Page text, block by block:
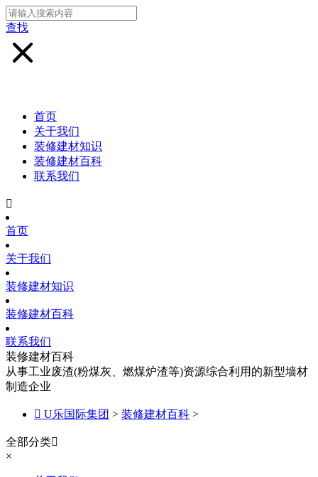
查找
首页
关于我们
装修建材知识
装修建材百科
联系我们

首页
关于我们
装修建材知识
装修建材百科
联系我们
装修建材百科
从事工业废渣(粉煤灰、燃煤炉渣等)资源综合利用的新型墙材
制造企业
 U乐国际集团 > 装修建材百科 >
全部分类
×